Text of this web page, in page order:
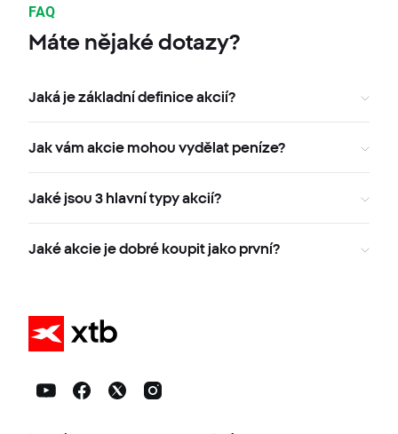
FAQ
Máte nějaké dotazy?
Jaká je základní definice akcií?
Jak vám akcie mohou vydělat peníze?
Jaké jsou 3 hlavní typy akcií?
Jaké akcie je dobré koupit jako první?